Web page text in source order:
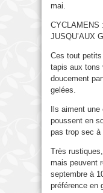
mai.
CYCLAMENS
JUSQU’AUX
Ces tout
tapis aux tons
doucement
gelées.
Ils aiment
poussent en
pas trop sec à
Très
mais peuvent
septembre à
préférence en